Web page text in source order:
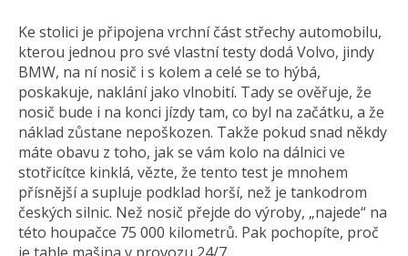
Ke stolici je připojena vrchní část střechy automobilu,
kterou jednou pro své vlastní testy dodá Volvo, jindy
BMW, na ní nosič i s kolem a celé se to hýbá,
poskakuje, naklání jako vlnobití. Tady se ověřuje, že
nosič bude i na konci jízdy tam, co byl na začátku, a že
náklad zůstane nepoškozen. Takže pokud snad někdy
máte obavu z toho, jak se vám kolo na dálnici ve
stotřicítce kinklá, vězte, že tento test je mnohem
přísnější a supluje podklad horší, než je tankodrom
českých silnic. Než nosič přejde do výroby, „najede“ na
této houpačce 75 000 kilometrů. Pak pochopíte, proč
je tahle mašina v provozu 24/7.